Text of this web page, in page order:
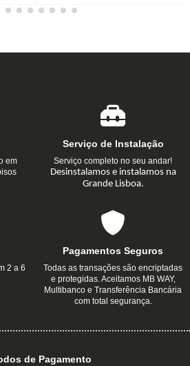
em
Serviço de Instalação
Serviço completo no seu andar!
Desinstalamos e instalamos na
Grande Lisboa.
2 a 6
Pagamentos Seguros
Todas as transações são encriptadas
e protegidas. Aceitamos MB WAY,
Multibanco e Transferência Bancária
com total segurança.
de Pagamento